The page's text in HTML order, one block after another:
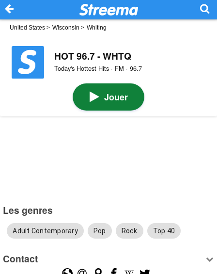
United States > Wisconsin > Whiting
HOT 96.7 - WHTQ
Today's Hottest Hits · FM · 96.7
Jouer
Les genres
Adult Contemporary Pop Rock Top 40
Contact